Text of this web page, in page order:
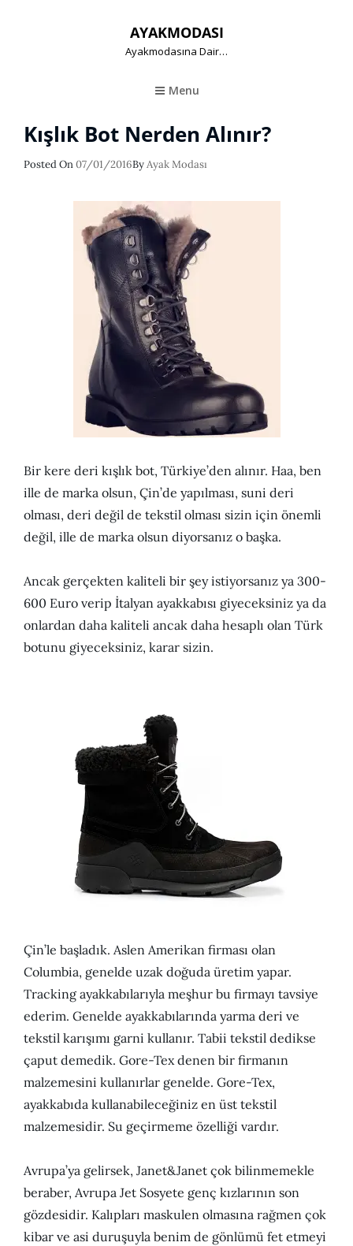
AYAKMODASI
Ayakmodasına Dair…
Menu
Kışlık Bot Nerden Alınır?
Posted OnPosted
07/01/2016ByAyak Modası
Bir kere deri kışlık bot, Türkiye’den alınır. Haa, ben
ille de marka olsun, Çin’de yapılması, suni deri
olması, deri değil de tekstil olması sizin için önemli
değil, ille de marka olsun diyorsanız o başka.
Ancak gerçekten kaliteli bir şey istiyorsanız ya 300-
600 Euro verip İtalyan ayakkabısı giyeceksiniz ya da
onlardan daha kaliteli ancak daha hesaplı olan Türk
botunu giyeceksiniz, karar sizin.
Çin’le başladık. Aslen Amerikan firması olan
Columbia, genelde uzak doğuda üretim yapar.
Tracking ayakkabılarıyla meşhur bu firmayı tavsiye
ederim. Genelde ayakkabılarında yarma deri ve
tekstil karışımı garni kullanır. Tabii tekstil dedikse
çaput demedik. Gore-Tex denen bir firmanın
malzemesini kullanırlar genelde. Gore-Tex,
ayakkabıda kullanabileceğiniz en üst tekstil
malzemesidir. Su geçirmeme özelliği vardır.
Avrupa’ya gelirsek, Janet&Janet çok bilinmemekle
beraber, Avrupa Jet Sosyete genç kızlarının son
gözdesidir. Kalıpları maskulen olmasına rağmen çok
kibar ve asi duruşuyla benim de gönlümü fet etmeyi